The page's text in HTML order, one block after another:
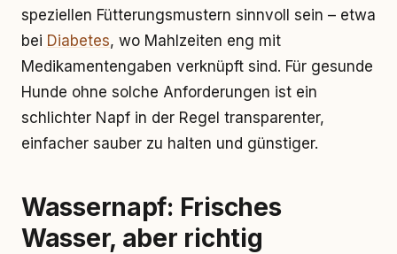
speziellen Fütterungsmustern sinnvoll sein – etwa
bei Diabetes, wo Mahlzeiten eng mit
Medikamentengaben verknüpft sind. Für gesunde
Hunde ohne solche Anforderungen ist ein
schlichter Napf in der Regel transparenter,
einfacher sauber zu halten und günstiger.
Wassernapf: Frisches
Wasser, aber richtig